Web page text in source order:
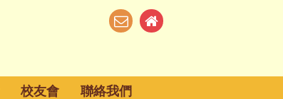
校友會 聯絡我們